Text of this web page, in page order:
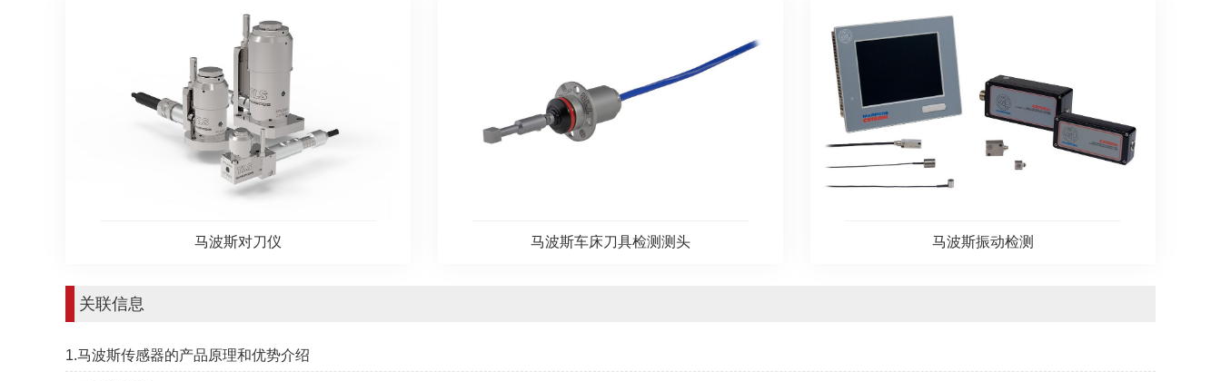
马波斯对刀仪 马波斯车床刀具检测测头 马波斯振动检测
关联信息
1.马波斯传感器的产品原理和优势介绍